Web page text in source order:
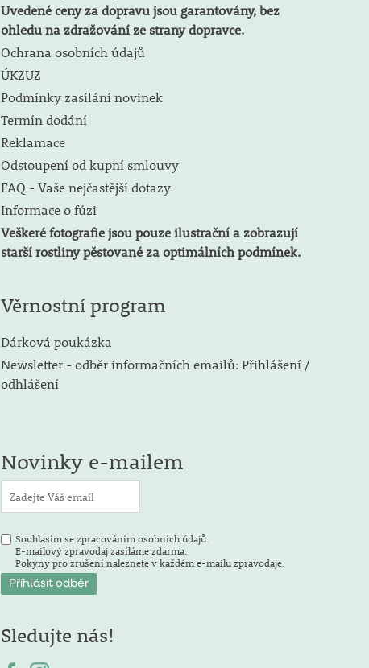
Uvedené ceny za dopravu jsou garantovány, bez
ohledu na zdražování ze strany dopravce.
Ochrana osobních údajů
ÚKZUZ
Podmínky zasílání novinek
Termín dodání
Reklamace
Odstoupení od kupní smlouvy
FAQ - Vaše nejčastější dotazy
Informace o fúzi
Veškeré fotografie jsou pouze ilustrační a zobrazují
starší rostliny pěstované za optimálních podmínek.
Věrnostní program
Dárková poukázka
Newsletter - odběr informačních emailů: Přihlášení /
odhlášení
Novinky e-mailem
Souhlasím se zpracováním osobních údajů.
E-mailový zpravodaj zasíláme zdarma.
Pokyny pro zrušení naleznete v každém e-mailu zpravodaje.
Sledujte nás!